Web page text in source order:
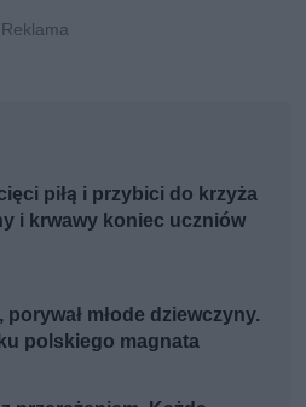
piłą i przybici do krzyża
i krwawy koniec uczniów
porywał młode dziewczyny.
polskiego magnata